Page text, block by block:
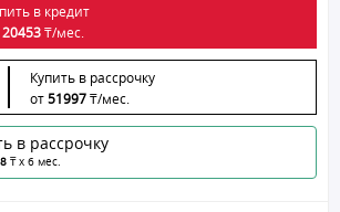
в кредит
20453₸/мес.
Купить в рассрочку
от51997₸/мес.
в рассрочку
₸ x 6 мес.